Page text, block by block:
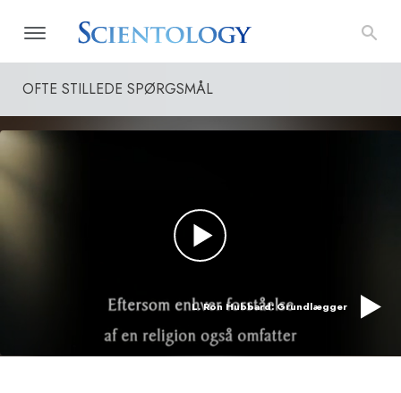
OFTE STILLEDE SPØRGSMÅL
L. Ron Hubbard: Grundlægger